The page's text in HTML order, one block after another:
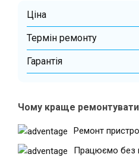
Ціна
Термін ремонту
Гарантiя
Чому краще ремонтувати
Ремонт
Працюємо без